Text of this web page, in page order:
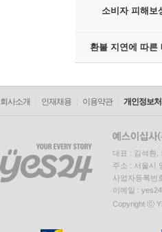
소비자 피해보
환불 지연에 따른
회사소개 인재채용 이용약관 개인정보
대표 : 김석환,
주소 : 서울시
사업자등록번
이메일 :
Copyright ⓒ